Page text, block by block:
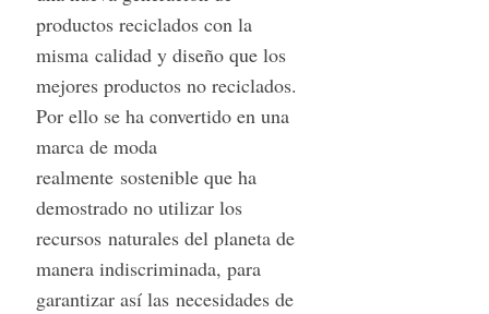
productos reciclados con la
misma calidad y diseño que los
mejores productos no reciclados.
Por ello se ha convertido en una
marca de moda
realmente sostenible que ha
demostrado no utilizar los
recursos naturales del planeta de
manera indiscriminada, para
garantizar así las necesidades de